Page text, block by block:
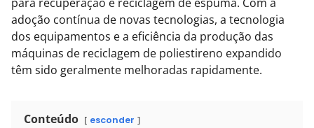
adoção contínua de novas tecnologias, a tecnologia
dos equipamentos e a eficiência da produção das
máquinas de reciclagem de poliestireno expandido
têm sido geralmente melhoradas rapidamente.
Conteúdo esconder